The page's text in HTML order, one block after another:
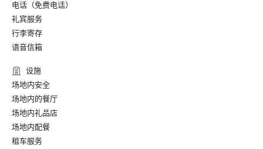
康德纳斯特 | 读者选择奖
“美国最佳 I5 岛屿” 中的 #12
SOUTHERN LIVING | “不能错过海湾前沿景点”-Kane Tiki Bar
Grill
易规划。”
THE TRAVEL | “2023 年 16 家最佳万豪全包度假村和酒店”
THE POINTS GUY | “十大最佳万豪酒店
适合家庭度过无忧假期的酒店”
THE POINTS GUY | “美国 12 家最佳万豪海滩酒店。”
PARADE | “从迪士尼到基韦斯特，佛罗里达州27个最佳度假
胜地”
电话（免费电话）
礼宾服务
行李寄存
语音信箱
设施
场地内安全
场地内的餐厅
场地内礼品店
场地内配餐
租车服务